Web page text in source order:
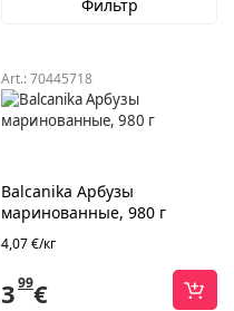
Фильтр
Art.:70445718
Balcanika Арбузы
маринованные, 980 г
4,07 €/кг
399€